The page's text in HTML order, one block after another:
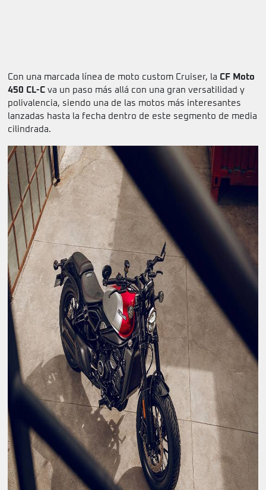
Con una marcada línea de moto custom Cruiser, la CF Moto
450 CL-C va un paso más allá con una gran versatilidad y
polivalencia, siendo una de las motos más interesantes
lanzadas hasta la fecha dentro de este segmento de media
cilindrada.